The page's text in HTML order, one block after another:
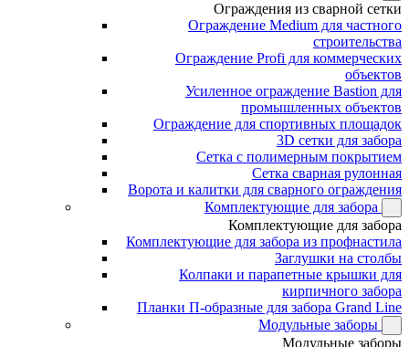
Ограждения из сварной сетки
Ограждение Medium для частного
строительства
Ограждение Profi для коммерческих
объектов
Усиленное ограждение Bastion для
промышленных объектов
Ограждение для спортивных площадок
3D сетки для забора
Сетка с полимерным покрытием
Сетка сварная рулонная
Ворота и калитки для сварного ограждения
Комплектующие для забора
Комплектующие для забора
Комплектующие для забора из профнастила
Заглушки на столбы
Колпаки и парапетные крышки для
кирпичного забора
Планки П-образные для забора Grand Line
Модульные заборы
Модульные заборы